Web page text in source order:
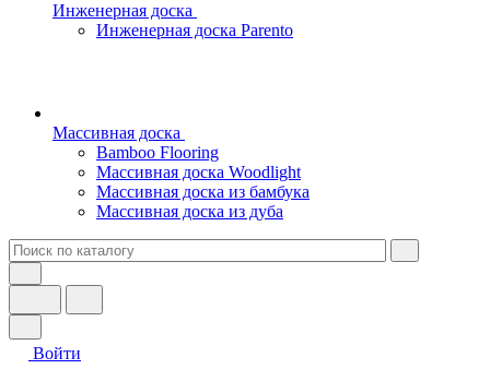
Инженерная доска
Инженерная доска Parento
Массивная доска
Bamboo Flooring
Массивная доска Woodlight
Массивная доска из бамбука
Массивная доска из дуба
Войти